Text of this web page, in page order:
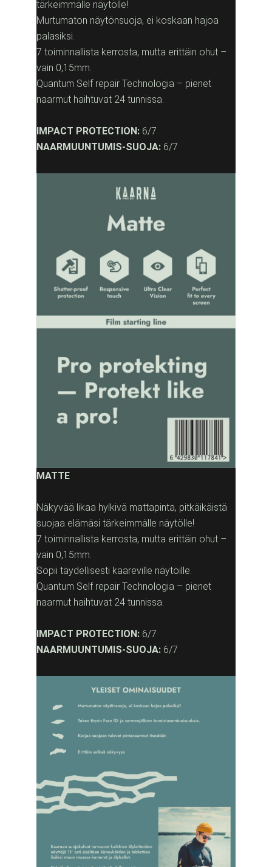
tärkeimmälle näytölle!
Murtumaton näytönsuoja, ei koskaan hajoa
palasiksi.
7 toiminnallista kerrosta, mutta erittäin ohut –
vain 0,15mm.
Quantum Self repair Technologia – pienet
naarmut haihtuvat 24 tunnissa.
IMPACT PROTECTION: 6/7
NAARMUUNTUMIS-SUOJA: 6/7
MATTE
Näkyvää likaa hylkivä mattapinta, pitkäikäistä
suojaa elämäsi tärkeimmälle näytölle!
7 toiminnallista kerrosta, mutta erittäin ohut –
vain 0,15mm.
Sopii täydellisesti kaareville näytöille.
Quantum Self repair Technologia – pienet
naarmut haihtuvat 24 tunnissa.
IMPACT PROTECTION: 6/7
NAARMUUNTUMIS-SUOJA: 6/7